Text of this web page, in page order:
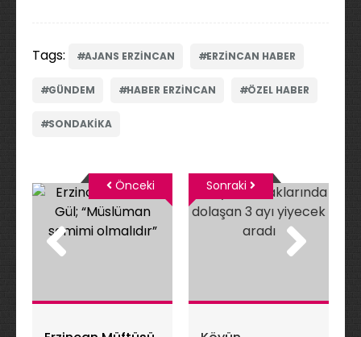
Tags: AJANS ERZINCAN ERZINCAN HABER
GÜNDEM HABER ERZINCAN ÖZEL HABER
SONDAKIKA
Önceki Sonraki